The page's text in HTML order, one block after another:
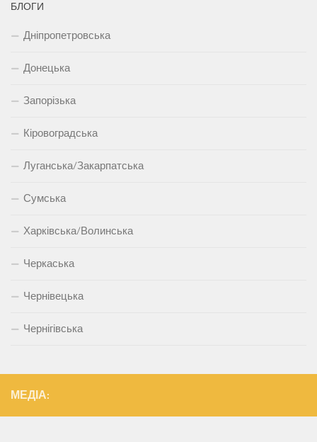
БЛОГИ
Дніпропетровська
Донецька
Запорізька
Кіровоградська
Луганська/Закарпатська
Сумська
Харківська/Волинська
Черкаська
Чернівецька
Чернігівська
МЕДІА: